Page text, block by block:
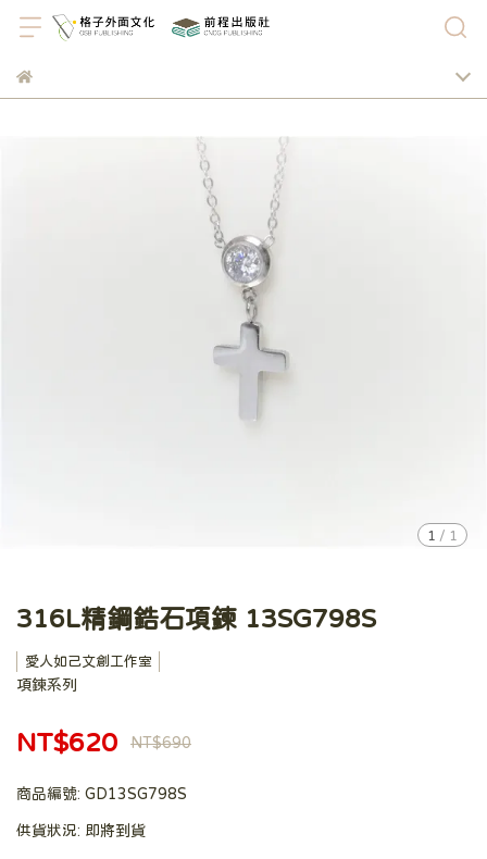
1 / 1
316L精鋼鋯石項鍊 13SG798S
愛人如己文創工作室
項鍊系列
NT$620 NT$690
商品編號: GD13SG798S
供貨狀況: 即將到貨